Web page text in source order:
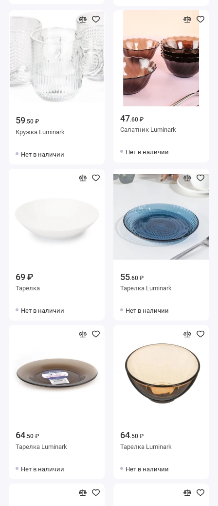
59.50 ₽
Кружка Luminark
Нет в наличии
47.60 ₽
Салатник Luminark
Нет в наличии
69 ₽
Тарелка
Нет в наличии
55.60 ₽
Тарелка Luminark
Нет в наличии
64.50 ₽
Тарелка Luminark
Нет в наличии
64.50 ₽
Тарелка Luminark
Нет в наличии